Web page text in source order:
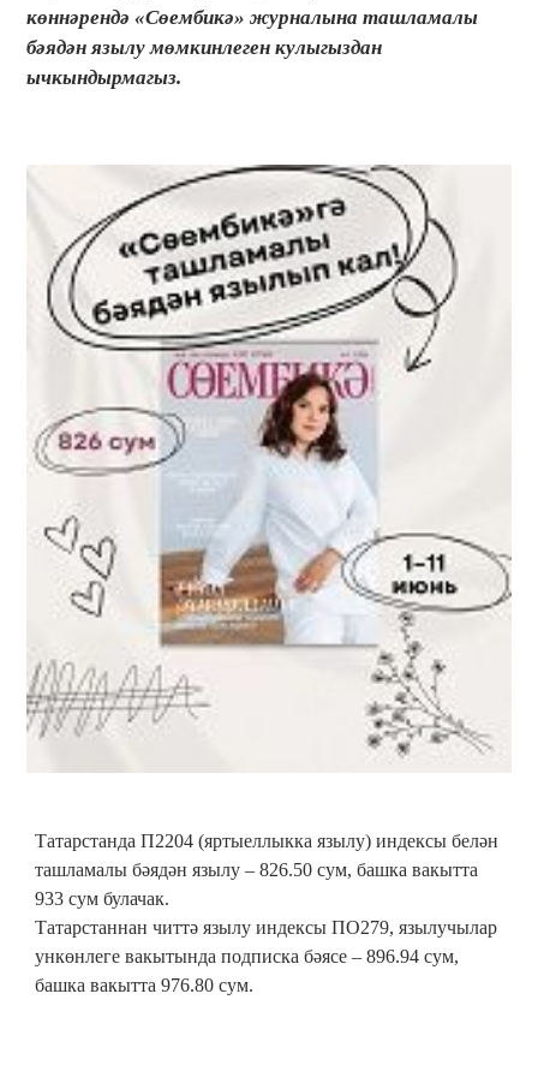
көннәрендә «Сөембикә» журналына ташламалы
бәядән язылу мөмкинлеген кулыгыздан
ычкындырмагыз.
Татарстанда П2204 (яртыеллыкка язылу) индексы белән
ташламалы бәядән язылу – 826.50 сум, башка вакытта
933 сум булачак.
Татарстаннан читтә язылу индексы ПО279, язылучылар
ункөнлеге вакытында подписка бәясе – 896.94 сум,
башка вакытта 976.80 сум.